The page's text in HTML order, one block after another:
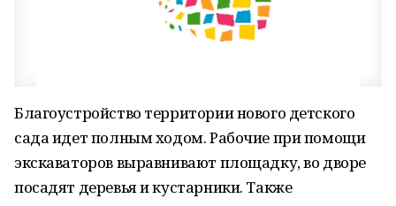
Благоустройство территории нового детского
сада идет полным ходом. Рабочие при помощи
экскаваторов выравнивают площадку, во дворе
посадят деревья и кустарники. Также